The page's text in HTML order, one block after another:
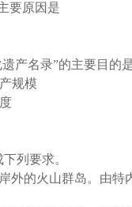
要原因是
产名录”的主要目的
规模
列要求。
外的火山群岛。由